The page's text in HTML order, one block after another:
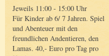
Jeweils 11:00 - 15:00 Uhr
Für Kinder ab 6/ 7 Jahren. Spiel
und Abenteuer mit den
freundlichen Andentieren, den
Lamas. 40,- Euro pro Tag pro